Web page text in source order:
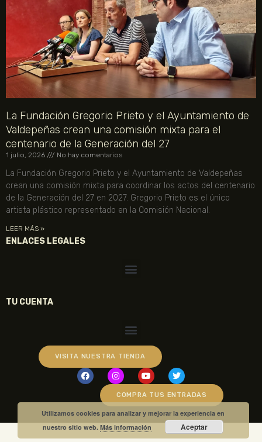
La Fundación Gregorio Prieto y el Ayuntamiento de
Valdepeñas crean una comisión mixta para el
centenario de la Generación del 27
1 julio, 2026 No hay comentarios
La Fundación Gregorio Prieto y el Ayuntamiento de Valdepeñas
crean una comisión mixta para coordinar los actos del centenario
de la Generación del 27 en 2027. Gregorio Prieto es el único
artista plástico representado en la Comisión Nacional.
LEER MÁS »
ENLACES LEGALES
TU CUENTA
VISITA NUESTRA TIENDA
COMPRA TUS ENTRADAS
Utilizamos cookies para analizar y mejorar la experiencia en
nuestro sitio web.Más información Aceptar